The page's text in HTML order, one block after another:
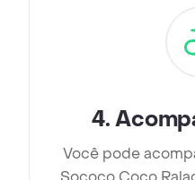
4.
Você pode